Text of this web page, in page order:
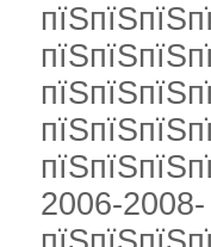
2006-2008-